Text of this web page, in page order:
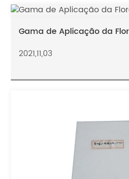
Gama de Aplicação da
2021,11,03